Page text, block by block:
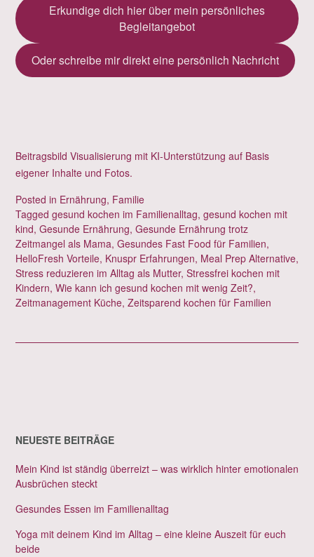
Erkundige dich hier über mein persönliches
Begleitangebot
Oder schreibe mir direkt eine persönlich Nachricht
Beitragsbild Visualisierung mit KI-Unterstützung auf Basis
eigener Inhalte und Fotos.
Posted in Ernährung, Familie
Tagged gesund kochen im Familienalltag, gesund kochen mit
kind, Gesunde Ernährung, Gesunde Ernährung trotz
Zeitmangel als Mama, Gesundes Fast Food für Familien,
HelloFresh Vorteile, Knuspr Erfahrungen, Meal Prep Alternative,
Stress reduzieren im Alltag als Mutter, Stressfrei kochen mit
Kindern, Wie kann ich gesund kochen mit wenig Zeit?,
Zeitmanagement Küche, Zeitsparend kochen für Familien
NEUESTE BEITRÄGE
Mein Kind ist ständig überreizt – was wirklich hinter emotionalen
Ausbrüchen steckt
Gesundes Essen im Familienalltag
Yoga mit deinem Kind im Alltag – eine kleine Auszeit für euch
beide